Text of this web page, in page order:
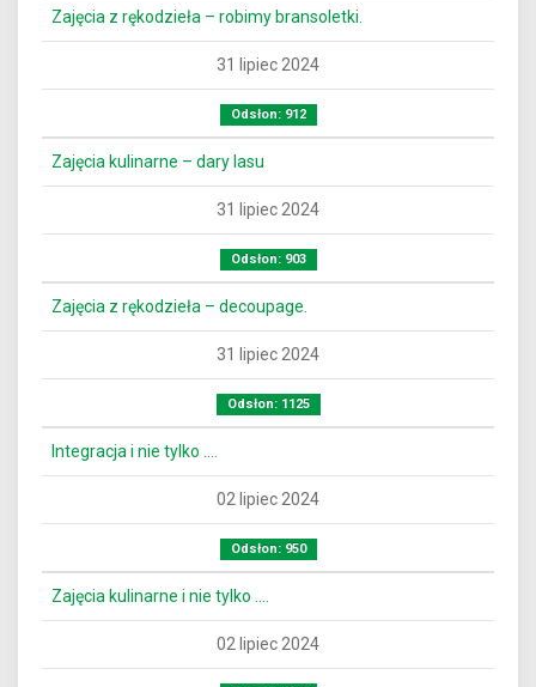
Zajęcia z rękodzieła – robimy bransoletki.
31 lipiec 2024
Odsłon: 912
Zajęcia kulinarne – dary lasu
31 lipiec 2024
Odsłon: 903
Zajęcia z rękodzieła – decoupage.
31 lipiec 2024
Odsłon: 1125
Integracja i nie tylko ….
02 lipiec 2024
Odsłon: 950
Zajęcia kulinarne i nie tylko ….
02 lipiec 2024